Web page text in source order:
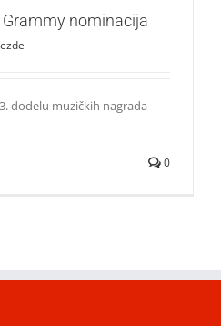
nominacija
dodelu muzičkih nagrada
0